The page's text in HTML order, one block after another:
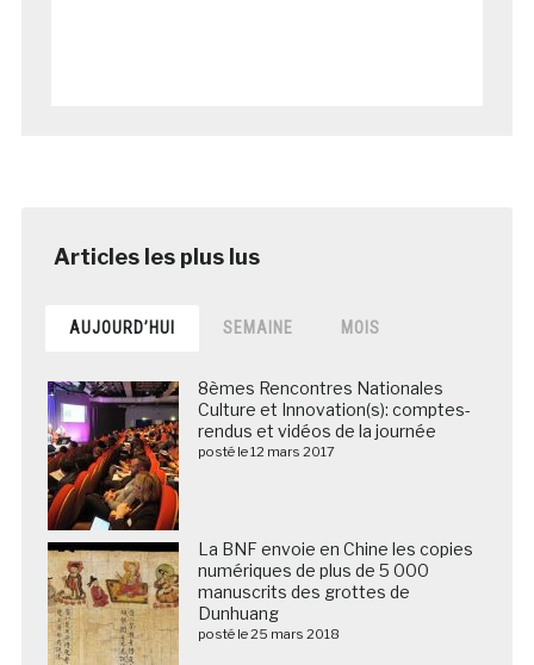
AUJOURD’HUI SEMAINE MOIS
8èmes Rencontres Nationales
Culture et Innovation(s): comptes-
rendus et vidéos de la journée
posté le 12 mars 2017
La BNF envoie en Chine les copies
numériques de plus de 5 000
manuscrits des grottes de
Dunhuang
posté le 25 mars 2018